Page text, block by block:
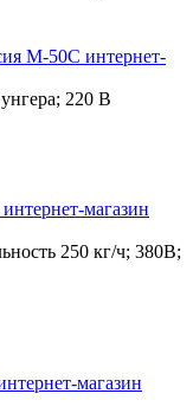
220 В
250 кг/ч; 380В;